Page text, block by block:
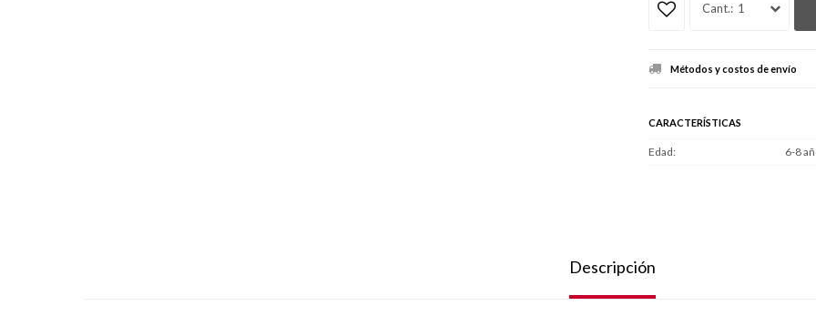
1
Métodos y costos de envío
CARACTERÍSTICAS
Edad 6-8
Descripción